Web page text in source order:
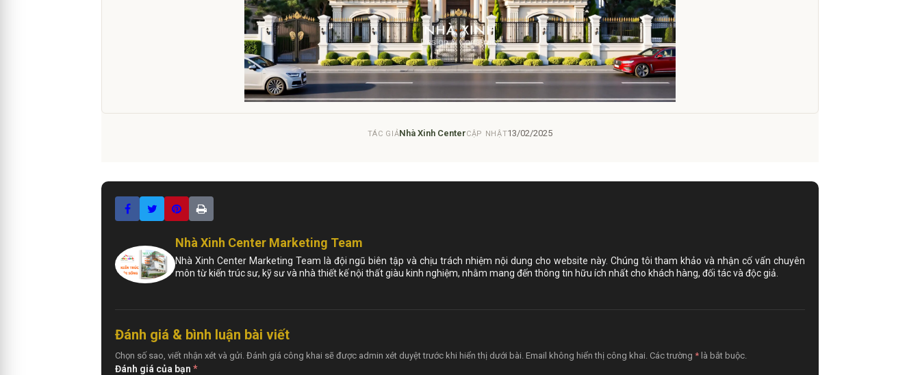
TÁC GIẢNhà Xinh CenterCẬP NHẬT13/02/2025
Nhà Xinh Center Marketing Team
Nhà Xinh Center Marketing Team là đội ngũ biên tập và chịu trách nhiệm nội dung cho website này. Chúng tôi tham khảo và nhận cố vấn chuyên
môn từ kiến trúc sư, kỹ sư và nhà thiết kế nội thất giàu kinh nghiệm, nhằm mang đến thông tin hữu ích nhất cho khách hàng, đối tác và độc giả.
Đánh giá & bình luận bài viết
Chọn số sao, viết nhận xét và gửi. Đánh giá công khai sẽ được admin xét duyệt trước khi hiển thị dưới bài. Email không hiển thị công khai. Các trường * là bắt buộc.
Đánh giá của bạn *